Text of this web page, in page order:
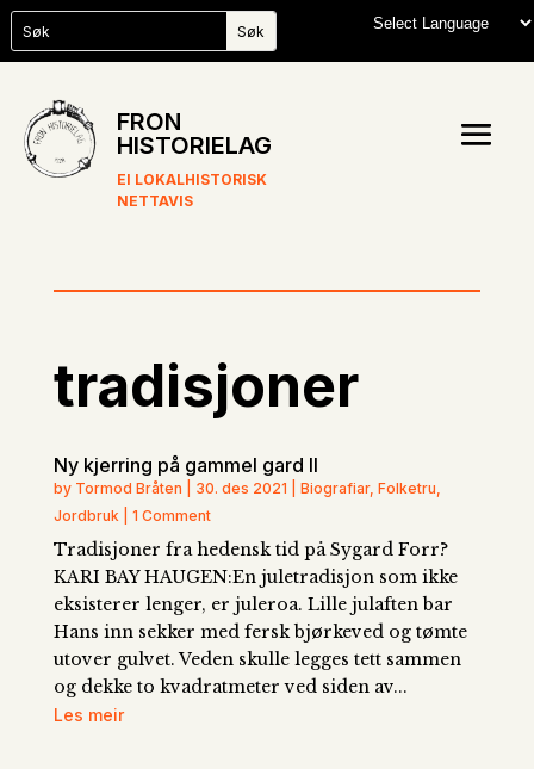
FRON
HISTORIELAG
EI LOKALHISTORISK
NETTAVIS
tradisjoner
Ny kjerring på gammel gard II
by Tormod Bråten 30. des 2021 Biografiar, Folketru,
Jordbruk| 1 Comment
Tradisjoner fra hedensk tid på Sygard Forr?
KARI BAY HAUGEN:En juletradisjon som ikke
eksisterer lenger, er juleroa. Lille julaften bar
Hans inn sekker med fersk bjørkeved og tømte
utover gulvet. Veden skulle legges tett sammen
og dekke to kvadratmeter ved siden av...
Les meir